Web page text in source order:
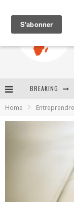
BREAKING
Home Entreprendre